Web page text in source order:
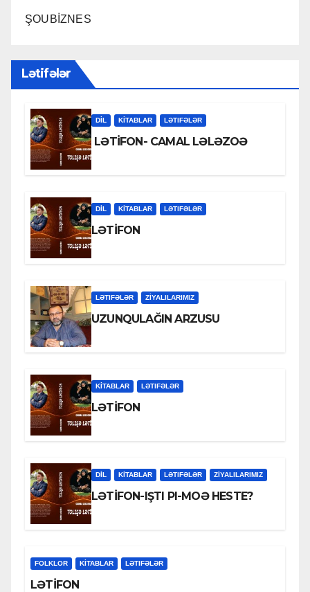
ŞOUBİZNES
Lətifələr
DİL KİTABLAR LƏTIFƏLƏR
LƏTİFON- CAMAL LƏLƏZOƏ
DİL KİTABLAR LƏTIFƏLƏR
LƏTİFON
LƏTIFƏLƏR ZİYALILARIMIZ
UZUNQULAĞIN ARZUSU
KİTABLAR LƏTIFƏLƏR
LƏTİFON
DİL KİTABLAR LƏTIFƏLƏR ZİYALILARIMIZ
LƏTİFON-IŞTI PI-MOƏ HESTE?
FOLKLOR KİTABLAR LƏTIFƏLƏR
LƏTİFON